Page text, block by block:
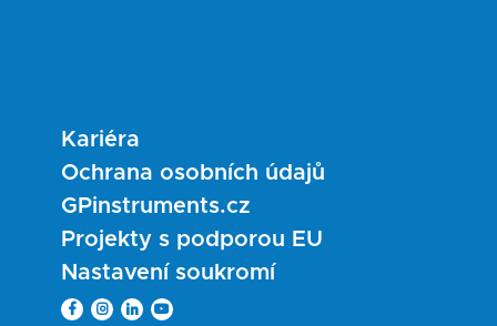
Kariéra
Ochrana osobních údajů
GPinstruments.cz
Projekty s podporou EU
Nastavení soukromí